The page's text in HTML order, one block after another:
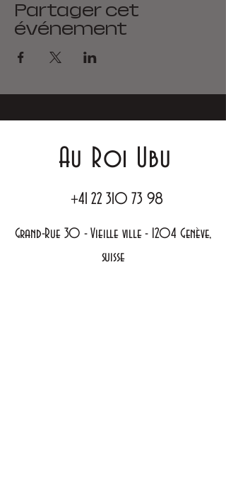
Partager cet
événement
Au Roi Ubu
+41 22 310 73 98
Grand-Rue 30 - Vieille ville - 1204 Genève,
suisse